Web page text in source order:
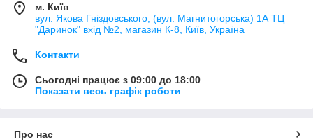
м. Київ
вул. Якова Гніздовського, (вул. Магнитогорська) 1А ТЦ
"Даринок" вхід №2, магазин К-8, Київ, Україна
Контакти
Сьогодні працює з 09:00 до 18:00
Показати весь графік роботи
Про нас